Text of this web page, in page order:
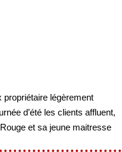
propriétaire légèrement
d’été les clients affluent,
et sa jeune maitresse